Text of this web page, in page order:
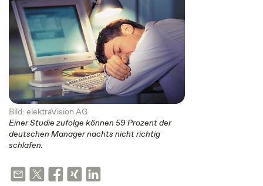
Bild: elektraVision AG
Einer Studie zufolge können 59 Prozent der
deutschen Manager nachts nicht richtig
schlafen.